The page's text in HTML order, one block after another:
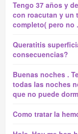
Tengo 37 años y
con roacutan y un
completo( pero no
Queratitis
consecuencias?
Buenas noches .
todas las noches
que no puede
Como tratar la